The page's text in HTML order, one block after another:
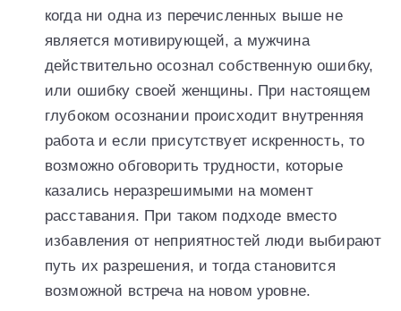
когда ни одна из перечисленных выше не
является мотивирующей, а мужчина
действительно осознал собственную ошибку,
или ошибку своей женщины. При настоящем
глубоком осознании происходит внутренняя
работа и если присутствует искренность, то
возможно обговорить трудности, которые
казались неразрешимыми на момент
расставания. При таком подходе вместо
избавления от неприятностей люди выбирают
путь их разрешения, и тогда становится
возможной встреча на новом уровне.